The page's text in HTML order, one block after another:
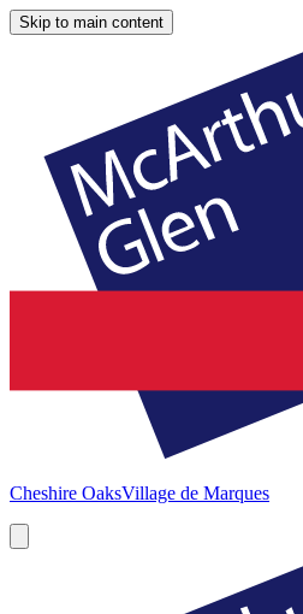
Skip to main content
Cheshire OaksVillage de Marques